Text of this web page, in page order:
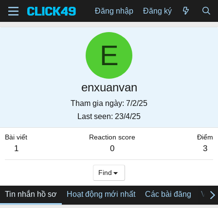
Đăng nhập Đăng ký
E
enxuanvan
Tham gia ngày 7/2/25
Last seen 23/4/25
Bài viết
1
Reaction score
0
Điểm
3
Find
Tin nhắn hồ sơ Hoạt động mới nhất Các bài đăng Về